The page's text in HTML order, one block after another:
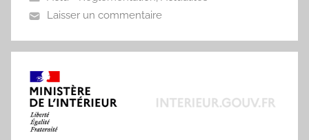
Laisser un commentaire